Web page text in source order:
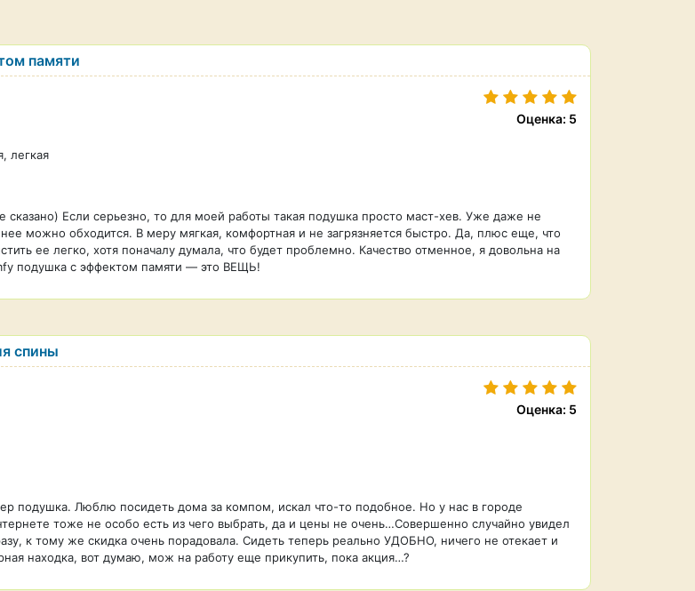
памяти
Оценка: 5
легкая
сказано) Если серьезно, то для моей работы такая подушка просто маст-хев. Уже даже не
можно обходится. В меру мягкая, комфортная и не загрязняется быстро. Да, плюс еще, что
ее легко, хотя поначалу думала, что будет проблемно. Качество отменное, я довольна на
подушка с эффектом памяти — это ВЕЩЬ!
спины
Оценка: 5
подушка. Люблю посидеть дома за компом, искал что-то подобное. Но у нас в городе
тоже не особо есть из чего выбрать, да и цены не очень…Совершенно случайно увидел
к тому же скидка очень порадовала. Сидеть теперь реально УДОБНО, ничего не отекает и
находка, вот думаю, мож на работу еще прикупить, пока акция…?